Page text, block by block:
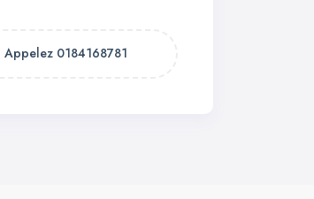
Appelez 0184168781